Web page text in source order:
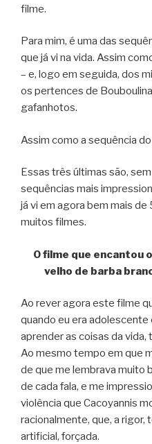
filme.
Para mim, é uma das
que já vi na vida. Assim
– e, logo em seguida, dos
os pertences de
gafanhotos.
Assim como a sequência
Essas três últimas são,
sequências mais
já vi em agora bem mais
muitos filmes.
O filme que encantou
velho de barba
Ao rever agora este filme
quando eu era
aprender as coisas da
Ao mesmo tempo em que
de que me lembrava muito
de cada fala, e me
violência que Cacoyannis
racionalmente, que, a rigor,
artificial, forçada.